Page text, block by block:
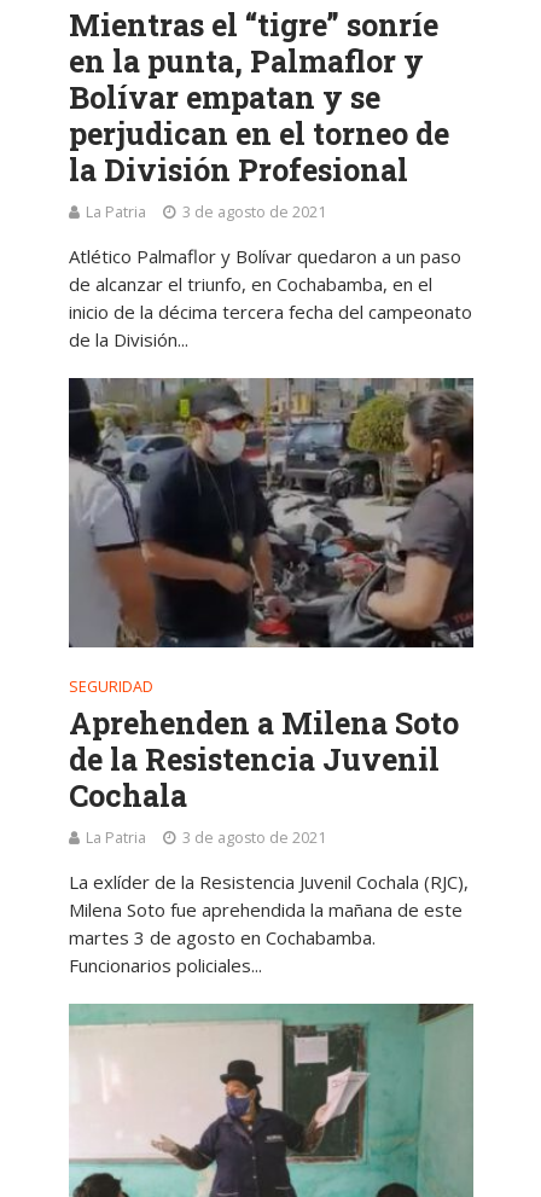
Mientras el “tigre” sonríe
en la punta, Palmaflor y
Bolívar empatan y se
perjudican en el torneo de
la División Profesional
La Patria 3 de agosto de 2021
Atlético Palmaflor y Bolívar quedaron a un paso
de alcanzar el triunfo, en Cochabamba, en el
inicio de la décima tercera fecha del campeonato
de la División...
SEGURIDAD
Aprehenden a Milena Soto
de la Resistencia Juvenil
Cochala
La Patria 3 de agosto de 2021
La exlíder de la Resistencia Juvenil Cochala (RJC),
Milena Soto fue aprehendida la mañana de este
martes 3 de agosto en Cochabamba.
Funcionarios policiales...